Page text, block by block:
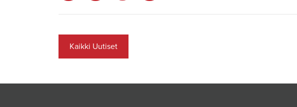
Kaikki Uutiset